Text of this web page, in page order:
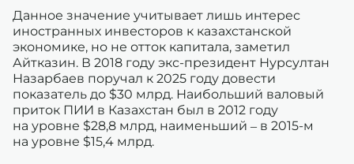
Данное значение учитывает лишь интерес
иностранных инвесторов к казахстанской
экономике, но не отток капитала, заметил
Айтказин. В 2018 году экс-президент Нурсултан
Назарбаев поручал к 2025 году довести
показатель до $30 млрд. Наибольший валовый
приток ПИИ в Казахстан был в 2012 году
на уровне $28,8 млрд, наименьший – в 2015-м
на уровне $15,4 млрд.